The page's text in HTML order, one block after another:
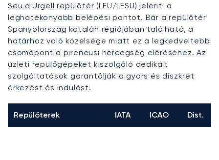
Seu d'Urgell repülőtér (LEU/LESU) jelenti a
leghatékonyabb belépési pontot. Bár a repülőtér
Spanyolország katalán régiójában található, a
határhoz való közelsége miatt ez a legkedveltebb
csomópont a pireneusi hercegség eléréséhez. Az
üzleti repülőgépeket kiszolgáló dedikált
szolgáltatások garantálják a gyors és diszkrét
érkezést és indulást.
Repülőterek IATA ICAO Dist.